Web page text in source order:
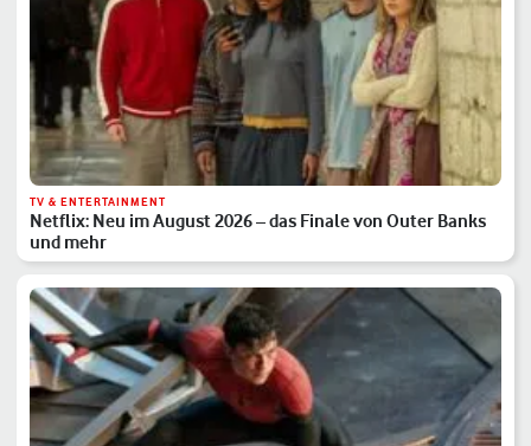
TV & ENTERTAINMENT
Netflix: Neu im August 2026 – das Finale von Outer Banks
und mehr